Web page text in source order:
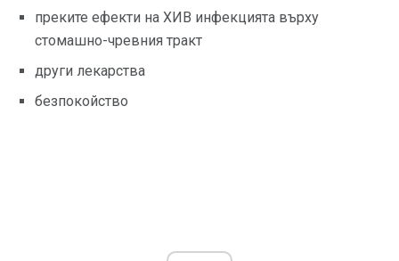
преките ефекти на ХИВ инфекцията върху
стомашно-чревния тракт
други лекарства
безпокойство